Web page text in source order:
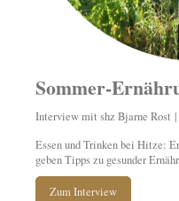
Sommer-
Interview mit shz Bjarne Rost |
Essen und Trinken bei Hitze:
geben Tipps zu gesunder
Zum Interview